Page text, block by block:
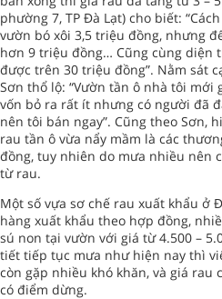
phường 7, TP Đà Lạt) cho biết:
vườn bó xôi 3,5 triệu đồng, nhưng
hơn 9 triệu đồng… Cũng cùng diện
được trên 30 triệu đồng”. Nằm sát
Sơn thổ lộ: “Vườn tần ô nhà tôi mới
vốn bỏ ra rất ít nhưng có người đã
nên tôi bán ngay”. Cũng theo Sơn,
rau tần ô vừa nẩy mầm là các
đồng, tuy nhiên do mưa nhiều nên
từ rau.
Một số vựa sơ chế rau xuất khẩu ở
hàng xuất khẩu theo hợp đồng,
sú non tại vườn với giá từ 4.500 –
tiết tiếp tục mưa như hiện nay thì
còn gặp nhiều khó khăn, và giá rau
có điểm dừng.